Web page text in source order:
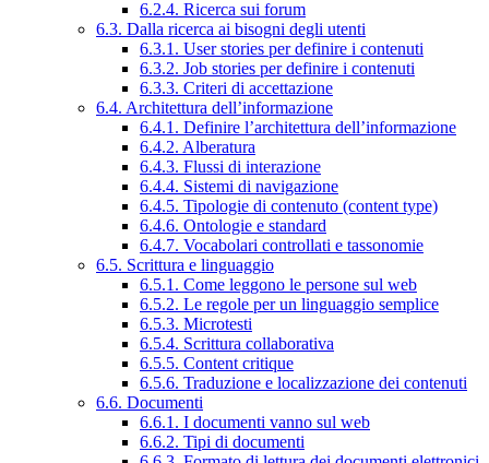
6.2.4. Ricerca sui forum
6.3. Dalla ricerca ai bisogni degli utenti
6.3.1. User stories per definire i contenuti
6.3.2. Job stories per definire i contenuti
6.3.3. Criteri di accettazione
6.4. Architettura dell’informazione
6.4.1. Definire l’architettura dell’informazione
6.4.2. Alberatura
6.4.3. Flussi di interazione
6.4.4. Sistemi di navigazione
6.4.5. Tipologie di contenuto (content type)
6.4.6. Ontologie e standard
6.4.7. Vocabolari controllati e tassonomie
6.5. Scrittura e linguaggio
6.5.1. Come leggono le persone sul web
6.5.2. Le regole per un linguaggio semplice
6.5.3. Microtesti
6.5.4. Scrittura collaborativa
6.5.5. Content critique
6.5.6. Traduzione e localizzazione dei contenuti
6.6. Documenti
6.6.1. I documenti vanno sul web
6.6.2. Tipi di documenti